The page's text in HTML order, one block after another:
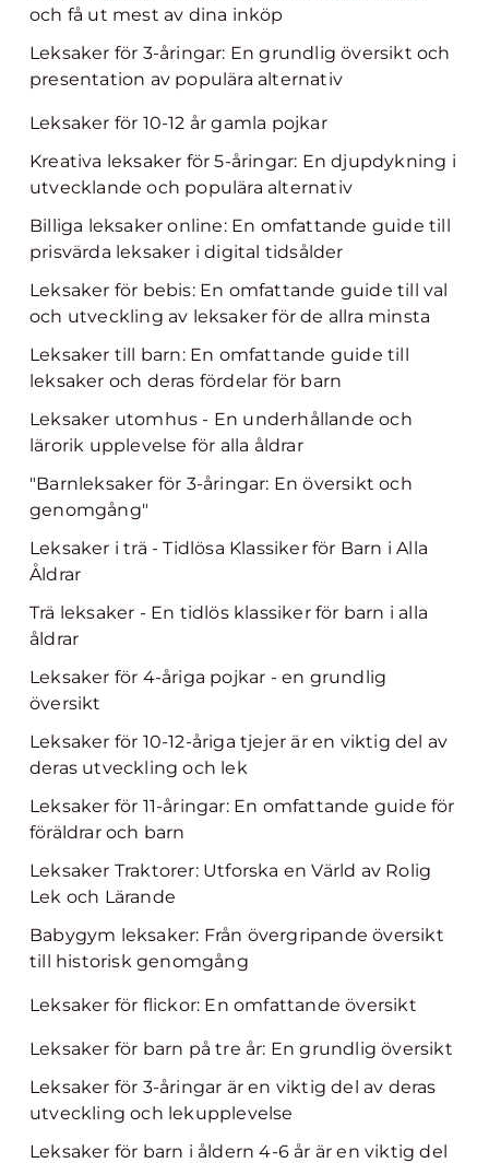
och få ut mest av dina inköp
Leksaker för 3-åringar: En grundlig översikt och
presentation av populära alternativ
Leksaker för 10-12 år gamla pojkar
Kreativa leksaker för 5-åringar: En djupdykning i
utvecklande och populära alternativ
Billiga leksaker online: En omfattande guide till
prisvärda leksaker i digital tidsålder
Leksaker för bebis: En omfattande guide till val
och utveckling av leksaker för de allra minsta
Leksaker till barn: En omfattande guide till
leksaker och deras fördelar för barn
Leksaker utomhus - En underhållande och
lärorik upplevelse för alla åldrar
"Barnleksaker för 3-åringar: En översikt och
genomgång"
Leksaker i trä - Tidlösa Klassiker för Barn i Alla
Åldrar
Trä leksaker - En tidlös klassiker för barn i alla
åldrar
Leksaker för 4-åriga pojkar - en grundlig
översikt
Leksaker för 10-12-åriga tjejer är en viktig del av
deras utveckling och lek
Leksaker för 11-åringar: En omfattande guide för
föräldrar och barn
Leksaker Traktorer: Utforska en Värld av Rolig
Lek och Lärande
Babygym leksaker: Från övergripande översikt
till historisk genomgång
Leksaker för flickor: En omfattande översikt
Leksaker för barn på tre år: En grundlig översikt
Leksaker för 3-åringar är en viktig del av deras
utveckling och lekupplevelse
Leksaker för barn i åldern 4-6 år är en viktig del